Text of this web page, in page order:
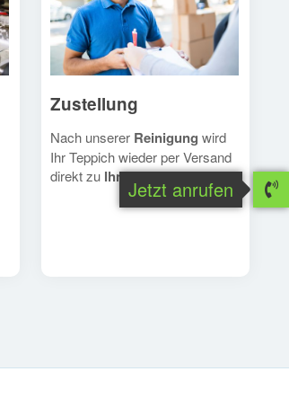
Zustellung
Nach unserer Reinigung wird
Ihr Teppich wieder per Versand
direkt zu Ihnengeschickt.
Jetzt anrufen